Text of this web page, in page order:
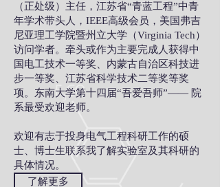
（正处级）主任，江苏省“青蓝工程”中青
年学术带头人，IEEE高级会员，美国弗吉
尼亚理工学院暨州立大学（Virginia Tech）
访问学者。牵头或作为主要完成人获得中
国电工技术一等奖、内蒙古自治区科技进
步一等奖、江苏省科学技术二等奖等奖
项。东南大学第十四届“吾爱吾师”—— 院
系最受欢迎老师。
​欢迎有志于投身电气工程科研工作的硕
士、博士生联系我了解实验室及其科研的
具体情况。
了解更多